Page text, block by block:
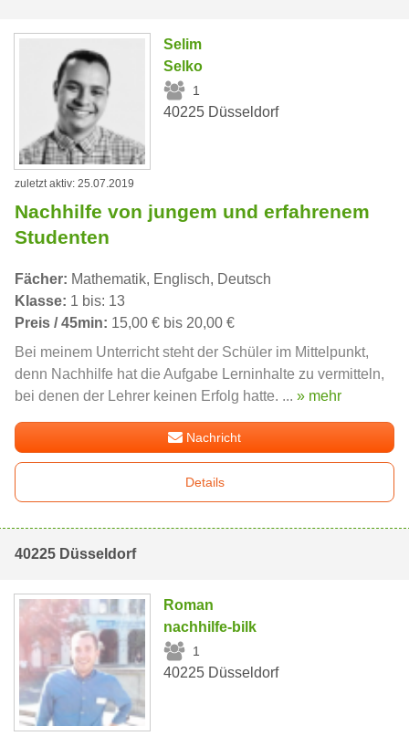
Selim
Selko
1
40225 Düsseldorf
zuletzt aktiv: 25.07.2019
Nachhilfe von jungem und erfahrenem
Studenten
Fächer: Mathematik, Englisch, Deutsch
Klasse: 1 bis: 13
Preis / 45min: 15,00 € bis 20,00 €
Bei meinem Unterricht steht der Schüler im Mittelpunkt,
denn Nachhilfe hat die Aufgabe Lerninhalte zu vermitteln,
bei denen der Lehrer keinen Erfolg hatte. ... » mehr
Nachricht
Details
40225 Düsseldorf
Roman
nachhilfe-bilk
1
40225 Düsseldorf